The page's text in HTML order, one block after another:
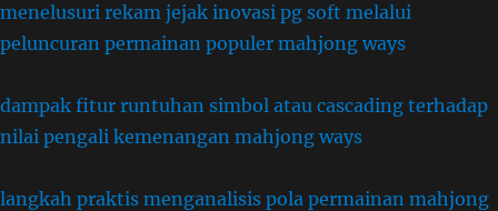
menelusuri rekam jejak inovasi pg soft melalui
peluncuran permainan populer mahjong ways
dampak fitur runtuhan simbol atau cascading terhadap
nilai pengali kemenangan mahjong ways
langkah praktis menganalisis pola permainan mahjong